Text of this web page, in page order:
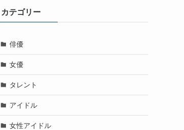
カテゴリー
俳優
女優
タレント
アイドル
女性アイドル